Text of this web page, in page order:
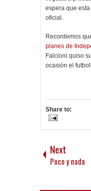
espera que
oficial.
Recordemos
planes de
Falcioni quiso
ocasión el
Share to:
Next
Poco y nada